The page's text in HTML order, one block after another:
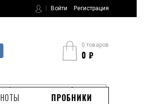
Войти Регистрация
0 товаров
0 ₽
НОТЫ ПРОБНИКИ